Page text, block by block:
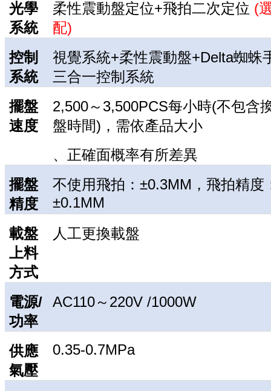
光學
系統
柔性震動盤定位+飛拍二次定位 (
配)
控制
系統
視覺系統+柔性震動盤+Delta蜘蛛
三合一控制系統
擺盤
速度
2,500～3,500PCS每小時(不包含
盤時間)，需依產品大小
、正確面概率有所差異
擺盤
精度
不使用飛拍：±0.3MM，飛拍精度
±0.1MM
載盤
上料
方式
人工更換載盤
電源/
功率
AC110～220V /1000W
供應
氣壓
0.35-0.7MPa